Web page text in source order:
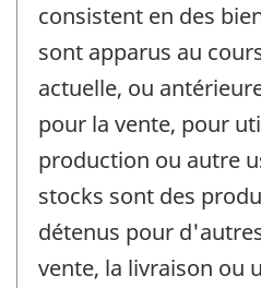
consistent en des
sont apparus au
actuelle, ou
pour la vente, pour
production ou autre
stocks sont des
détenus pour
vente, la livraison ou